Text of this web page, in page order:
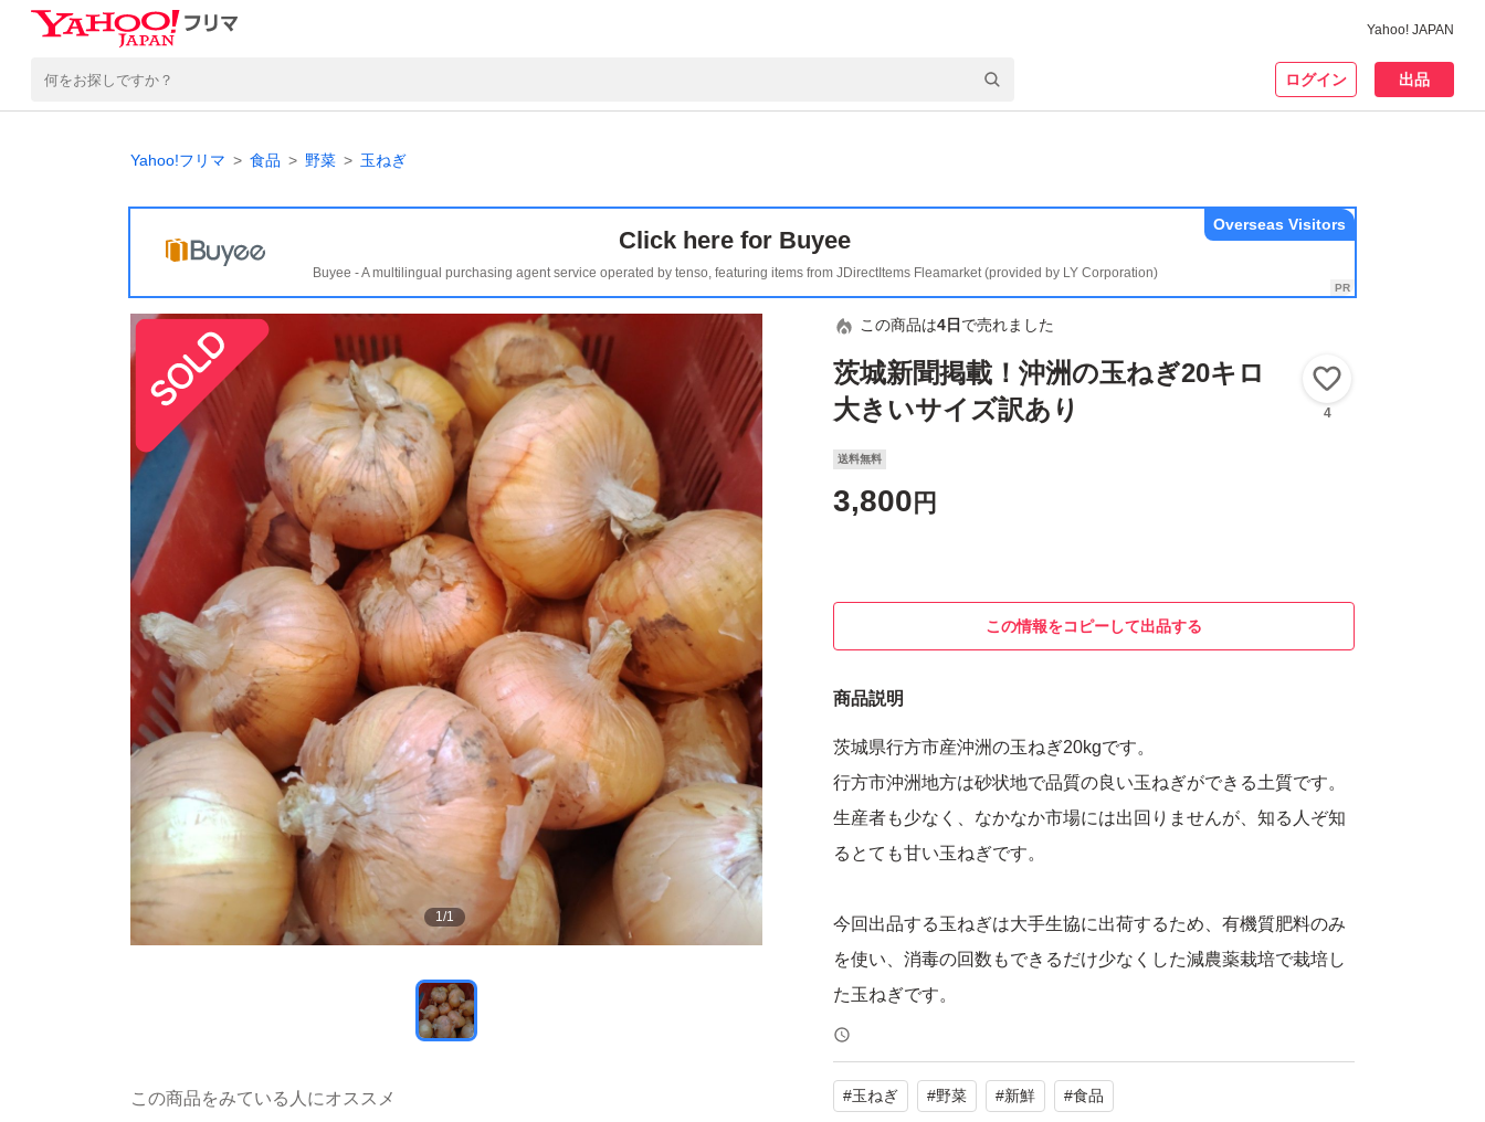
Yahoo! JAPAN
ログイン 出品
Yahoo!フリマ 食品 野菜 玉ねぎ
Click here for Buyee
Buyee - A multilingual purchasing agent service operated by tenso, featuring items from JDirectItems Fleamarket (provided by LY Corporation)
Overseas Visitors
1/1
この商品は4日 で売れました
茨城新聞掲載！沖洲の玉ねぎ20キロ
大きいサイズ訳あり
4
送料無料
3,800 円
この情報をコピーして出品する
商品説明
茨城県行方市産沖洲の玉ねぎ20kgです。
行方市沖洲地方は砂状地で品質の良い玉ねぎができる土質です。
生産者も少なく、なかなか市場には出回りませんが、知る人ぞ知
るとても甘い玉ねぎです。
今回出品する玉ねぎは大手生協に出荷するため、有機質肥料のみ
を使い、消毒の回数もできるだけ少なくした減農薬栽培で栽培し
た玉ねぎです。
大手生協の規格に外れた11センチ以上のものです。
#玉ねぎ #野菜 #新鮮 #食品
この商品をみている人にオススメ